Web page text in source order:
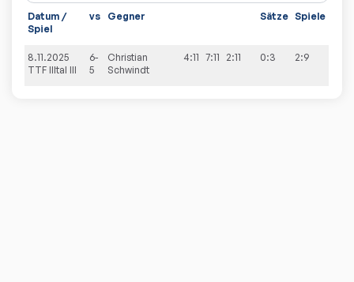
Datum /
Spiel
vs Gegner Sätze Spiele
8.11.2025
TTF Illtal III
6-
5
Christian
Schwindt
4:11 7:11 2:11 0:3 2:9